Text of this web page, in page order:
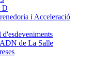
i Acceleració
de La Salle